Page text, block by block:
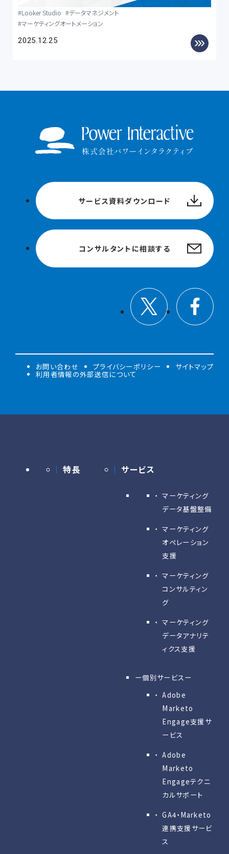
Looker Studio
データマネジメント
マーケティングオートメーション
2025.12.25
サービス資料ダウンロード
コンサルタントに相談する
お問い合わせ プライバシーポリシー サイトマップ
利用者情報の外部送信について
特長 サービス
マーケティング
データ基盤整備
マーケティング
オペレーション
支援
マーケティング
コンサルティン
グ
マーケティング
データアナリテ
ィクス支援
ー個別サービスー
Adobe
Marketo
Engage⽀援サ
ービス
Adobe
Marketo
Engageテクニ
カルサポート
GA4・Marketo
連携支援サービ
ス